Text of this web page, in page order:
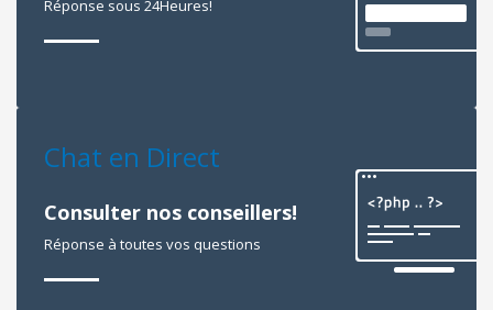
Réponse sous 24Heures!
Chat en Direct
Consulter nos conseillers!
Réponse à toutes vos questions